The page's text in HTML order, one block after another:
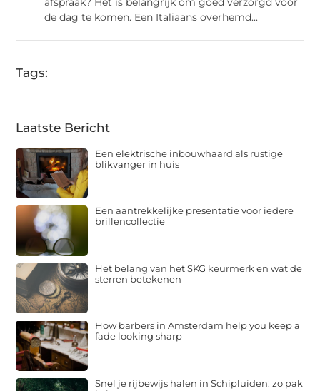
de dag te komen. Een Italiaans overhemd...
Tags:
Laatste Bericht
Een elektrische inbouwhaard als rustige
blikvanger in huis
Een aantrekkelijke presentatie voor iedere
brillencollectie
Het belang van het SKG keurmerk en wat de
sterren betekenen
How barbers in Amsterdam help you keep a
fade looking sharp
Snel je rijbewijs halen in Schipluiden: zo pak